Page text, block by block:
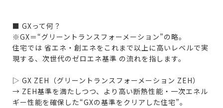
■ GXって何？
※GX＝“グリーントランスフォーメーション”の略。
住宅では 省エネ・創エネをこれまで以上に高いレベルで実
現する、次世代のゼロエネ基準 の流れを指します。
▷ GX ZEH（グリーントランスフォーメーション ZEH）
→ ZEH基準を満たしつつ、より高い断熱性能・一次エネル
ギー性能を確保した“GXの基準をクリアした住宅”。